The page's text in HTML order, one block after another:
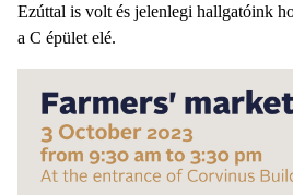
Ezúttal is volt és jelenlegi hallgatóink
a C épület elé.